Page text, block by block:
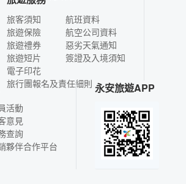
旅客須知
旅遊保險
旅遊禮券
旅遊短片
電子印花
航班資料
航空公司資料
惡劣天氣通知
簽證及入境須知
旅行團報名及責任細則
活動
意見
查詢
夥伴合作平台
永安旅遊APP